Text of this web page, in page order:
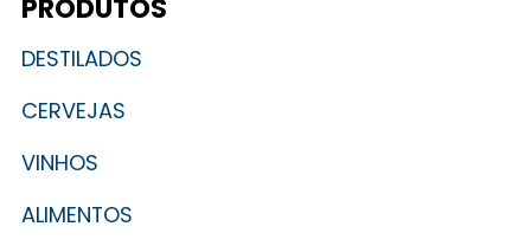
PRODUTOS
DESTILADOS
CERVEJAS
VINHOS
ALIMENTOS